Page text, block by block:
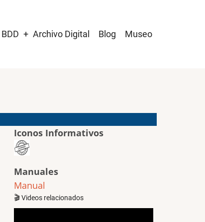
BDD Archivo Digital Blog Museo
Iconos Informativos
Manuales
Manual
🎬 Videos relacionados